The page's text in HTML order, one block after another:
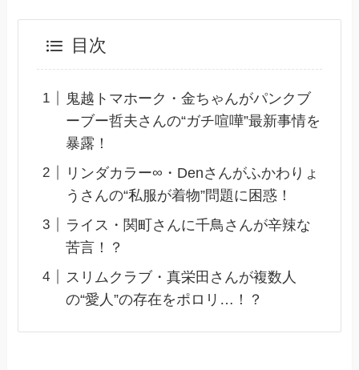
目次
鬼越トマホーク・金ちゃんがパンクブ
ーブー哲夫さんの“ガチ喧嘩”最新事情を
暴露！
リンダカラー∞・Denさんがふかわりょ
うさんの“私服が着物”問題に困惑！
ライス・関町さんに千鳥さんが辛辣な
苦言！？
スリムクラブ・真栄田さんが複数人
の“愛人”の存在をポロリ…！？